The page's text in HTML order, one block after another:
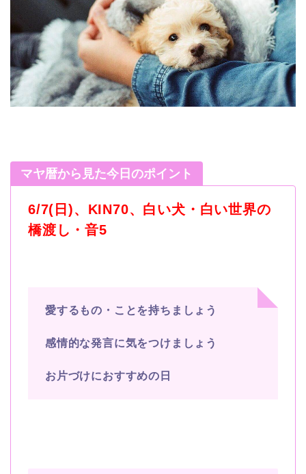
マヤ暦から見た今日のポイント
6/7(日)、KIN70、白い犬・白い世界の
橋渡し・音5
愛するもの・ことを持ちましょう
感情的な発言に気をつけましょう
お片づけにおすすめの日